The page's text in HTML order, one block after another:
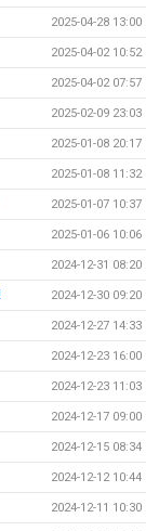
2025-04-28 13:00
2025-04-02 10:52
2025-04-02 07:57
2025-02-09 23:03
2025-01-08 20:17
2025-01-08 11:32
2025-01-07 10:37
2025-01-06 10:06
2024-12-31 08:20
2024-12-30 09:20
2024-12-27 14:33
2024-12-23 16:00
2024-12-23 11:03
2024-12-17 09:00
2024-12-15 08:34
2024-12-12 10:44
2024-12-11 10:30